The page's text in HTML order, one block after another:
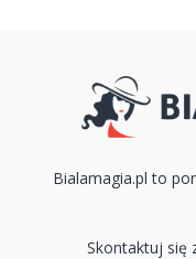
Bialamagia.pl to
Skontaktuj się